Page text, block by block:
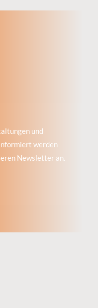
und
werden
Newsletter an.